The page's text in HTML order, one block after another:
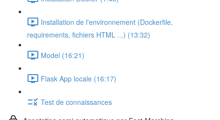
Installation de l'environnement (Dockerfile,
requirements, fichiers HTML ...) (13:32)
Model (16:21)
Flask App locale (16:17)
Test de connaissances